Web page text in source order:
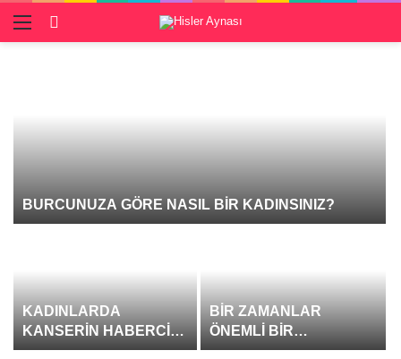
Menü
BURCUNUZA GÖRE NASIL BİR KADINSINIZ?
KADINLARDA
KANSERİN HABERCİSİ
12 İŞARET
BİR ZAMANLAR
ÖNEMLİ BİR
SANATÇIYDI, AŞKI